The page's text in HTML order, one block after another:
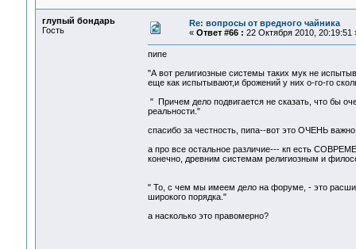
глупый бондарь
Гость
Re: вопросы от вредного чайника
« Ответ #66 : 22 Октября 2010, 20:19:51
пипе
"А вот религиозные системы таких мук не
еще как испытывают,и брожений у них о-го-го
" Причем дело подвигается не сказать, что бы
реальности."
спасибо за честность, пипа--вот это ОЧЕНЬ
а про все остальное различие--- кп есть
конечно, древним системам религиозным и
" То, с чем мы имеем дело на форуме, - это
широкого порядка."
а насколько это правомерно?